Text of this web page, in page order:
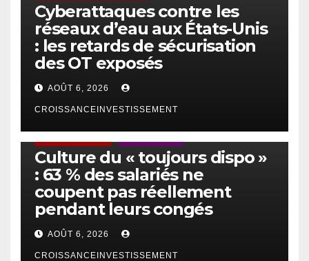
Cyberattaques contre les
réseaux d’eau aux États-Unis
: les retards de sécurisation
des OT exposés
AOÛT 6, 2026
CROISSANCEINVESTISSEMENT
Culture du « toujours dispo »
: 63 % des salariés ne
coupent pas réellement
pendant leurs congés
AOÛT 6, 2026
CROISSANCEINVESTISSEMENT